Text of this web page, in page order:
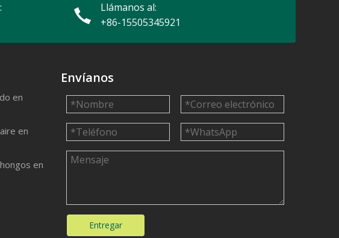
Llámanos al:
+86-15505345921
en
en
en
Envíanos
Entregar